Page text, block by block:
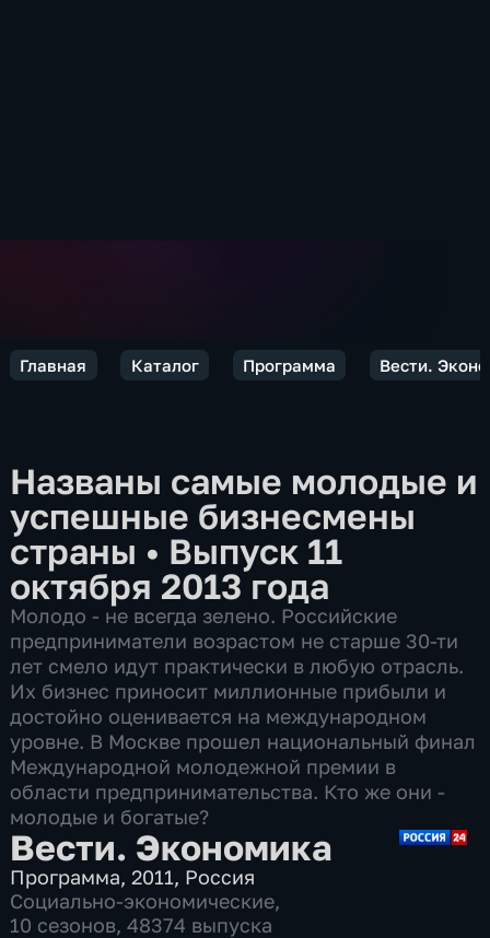
Главная Каталог Программа Вести.
Названы самые молодые и
успешные бизнесмены
страны • Выпуск 11
октября 2013 года
Молодо - не всегда зелено. Российские
предприниматели возрастом не старше 30-ти
лет смело идут практически в любую отрасль.
Их бизнес приносит миллионные прибыли и
достойно оценивается на международном
уровне. В Москве прошел национальный финал
Международной молодежной премии в
области предпринимательства. Кто же они -
молодые и богатые?
Вести. Экономика
Программа,2011, Россия
Социально-экономические,
10 сезонов, 48374 выпуска